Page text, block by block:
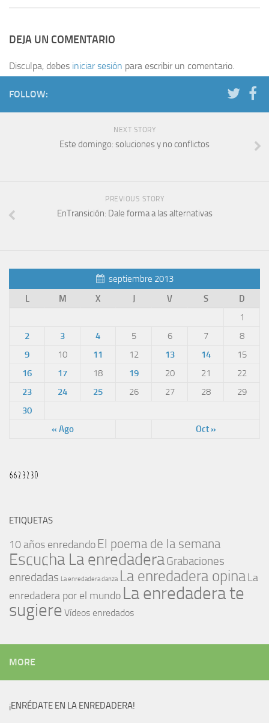
DEJA UN COMENTARIO
Disculpa, debes iniciar sesión para escribir un comentario.
FOLLOW:
NEXT STORY
Este domingo: soluciones y no conflictos
PREVIOUS STORY
EnTransición: Dale forma a las alternativas
septiembre 2013
L
M X J V S D
« Ago Oct »
1
2
3 4 5 6 7
8
9
10 11 12 13 14
15
16
17 18 19 20 21
22
23
24 25 26 27 28
29
30
ETIQUETAS
10 años enredando El poema de la semana
Escucha La enredaderaGrabaciones
enredadas La enredadera danza La enredadera opina La
enredadera por el mundo La enredadera te
sugiere Vídeos enredados
MORE
¡ENRÉDATE EN LA ENREDADERA!